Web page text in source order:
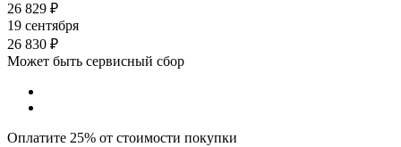
26 829 ₽
19 сентября
26 830 ₽
Может быть сервисный сбор
Оплатите 25% от стоимости покупки